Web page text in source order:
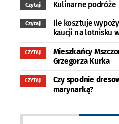
Czytaj Kulinarne podróże
Czytaj
Ile kosztuje
kaucji na lotnisku
CZYTAJ
Mieszkańcy
Grzegorza Kurka
CZYTAJ
Czy spodnie
marynarką?